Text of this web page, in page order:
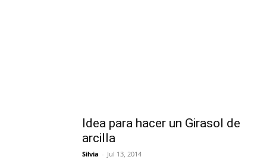
Idea para hacer un Girasol de
arcilla
Silvia - Jul 13, 2014